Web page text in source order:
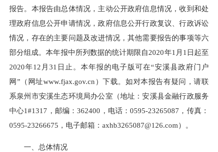
报告。本报告由总体情况，主动公开政府信息情况，收到和处
理政府信息公开申请情况，政府信息公开行政复议、行政诉讼
情况，存在的主要问题及改进情况，其他需要报告的事项等六
部分组成。本年报中所列数据的统计期限自2020年1月1日起至
2020年12月31日止。本年报的电子版可在“安溪县政府门户
网”（网址www.fjax.gov.cn）下载。如对本报告有疑问，请联
系泉州市安溪生态环境局办公室（地址：安溪县金融行政服务
中心1#1317，邮编：362400，电话：0595-23265087，传真：
0595-23266675，电子邮箱：axhb3265087@126.com）。
一、总体情况